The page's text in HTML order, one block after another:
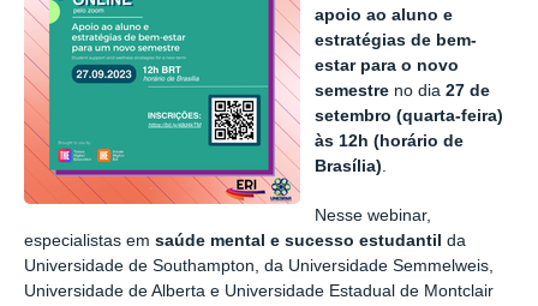
apoio ao aluno e
estratégias de bem-
estar para o novo
semestre no dia 27 de
setembro (quarta-feira)
às 12h (horário de
Brasília)
Nesse webinar,
especialistas em saúde mental e sucesso estudantil da
Universidade de Southampton, da Universidade Semmelweis,
Universidade de Alberta e Universidade Estadual de Montclair